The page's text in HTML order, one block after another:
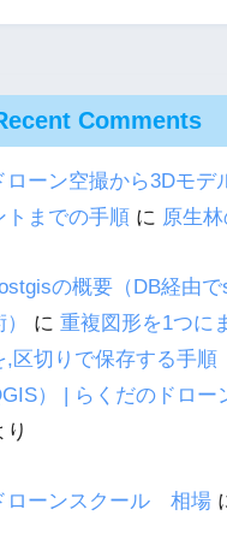
Comments
ローン空撮から3Dモデ
トまでの手順 に 原生
の概要（DB経由
に 重複図形を1つに
,区切りで保存する手順
） | らくだのドロー
り
ローンスクール 相場